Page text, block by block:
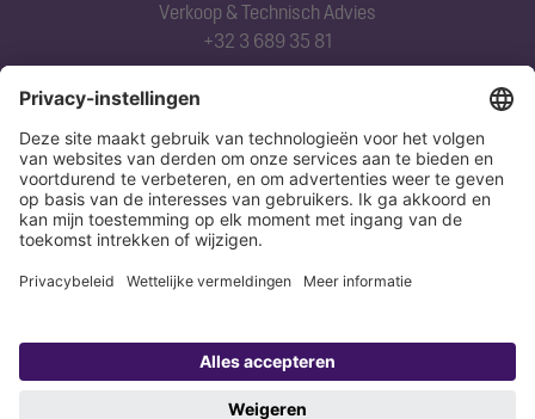
Verkoop & Technisch Advies
+32 3 689 35 81
Abonneert u zich op onze nieuwsbrief
Nu aanmelden
Copyright 1998-2026 KESSEL SE + Co. KG, Bahnhofstraße 31, 85101 Lenting,
Verklaring Colofon